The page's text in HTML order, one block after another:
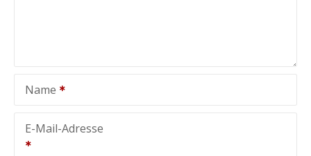
Name
E-Mail-Adresse